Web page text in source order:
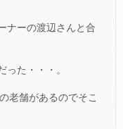
ナーの渡辺さんと合
った・・・。
老舗があるのでそこ